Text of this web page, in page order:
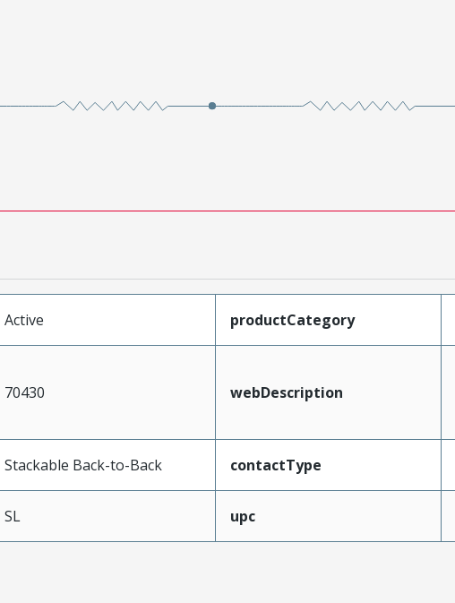
Active productCategory
70430 webDescription
Stackable Back-to-Back contactType
SL upc